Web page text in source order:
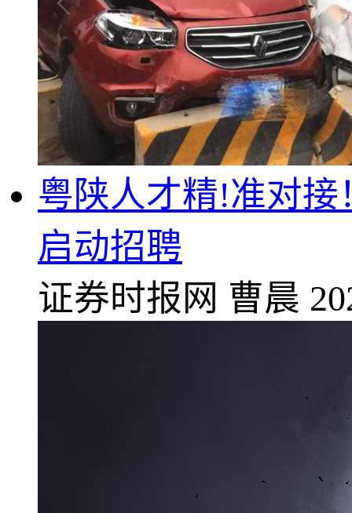
粤陕人才精!准对接
启动招聘
证券时报网 曹晨